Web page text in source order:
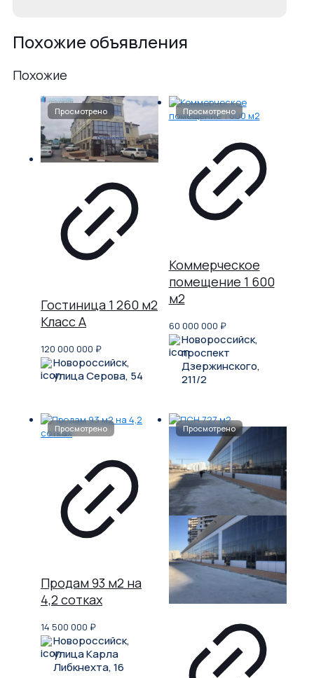
Похожие объявления
Похожие
Гостиница 1 260 м2
Класс A
120 000 000 ₽
Новороссийск,
улица Серова, 54
Коммерческое
помещение 1 600
м2
60 000 000 ₽
Новороссийск,
проспект
Дзержинского,
211/2
Продам 93 м2 на
4,2 сотках
14 500 000 ₽
Новороссийск,
улица Карла
Либкнехта, 16